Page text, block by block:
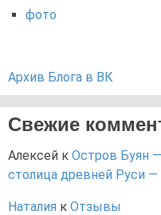
фото
Архив Блога в ВК
Свежие
Алексей к Остров Буян
столица древней Руси —
Наталия к Отзывы